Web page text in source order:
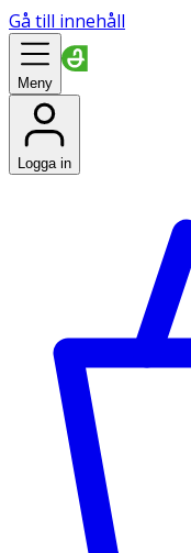
Gå till innehåll
Meny
Logga in